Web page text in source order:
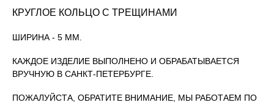
КРУГЛОЕ КОЛЬЦО С ТРЕЩИНАМИ
ШИРИНА - 5 ММ.
КАЖДОЕ ИЗДЕЛИЕ ВЫПОЛНЕНО И ОБРАБАТЫВАЕТСЯ
ВРУЧНУЮ В САНКТ-ПЕТЕРБУРГЕ.
ПОЖАЛУЙСТА, ОБРАТИТЕ ВНИМАНИЕ, МЫ РАБОТАЕМ ПО